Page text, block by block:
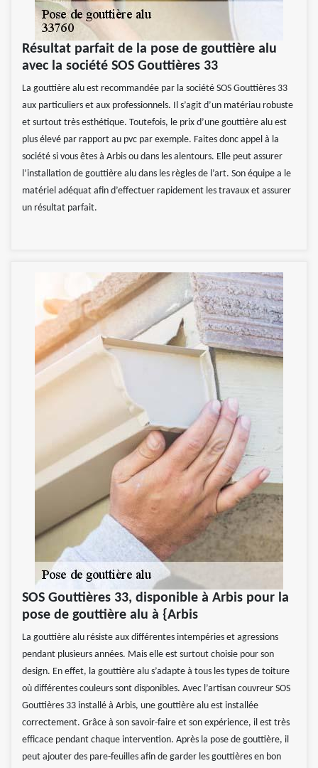
Résultat parfait de la pose de gouttière alu
avec la société SOS Gouttières 33
La gouttière alu est recommandée par la société SOS Gouttières 33
aux particuliers et aux professionnels. Il s’agit d’un matériau robuste
et surtout très esthétique. Toutefois, le prix d’une gouttière alu est
plus élevé par rapport au pvc par exemple. Faites donc appel à la
société si vous êtes à Arbis ou dans les alentours. Elle peut assurer
l’installation de gouttière alu dans les règles de l’art. Son équipe a le
matériel adéquat afin d’effectuer rapidement les travaux et assurer
un résultat parfait.
SOS Gouttières 33, disponible à Arbis pour la
pose de gouttière alu à {Arbis
La gouttière alu résiste aux différentes intempéries et agressions
pendant plusieurs années. Mais elle est surtout choisie pour son
design. En effet, la gouttière alu s’adapte à tous les types de toiture
où différentes couleurs sont disponibles. Avec l’artisan couvreur SOS
Gouttières 33 installé à Arbis, une gouttière alu est installée
correctement. Grâce à son savoir-faire et son expérience, il est très
efficace pendant chaque intervention. Après la pose de gouttière, il
peut ajouter des pare-feuilles afin de garder les gouttières en bon